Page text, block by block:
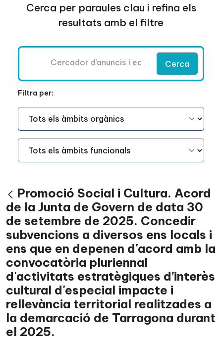
Cerca per paraules clau i refina els
resultats amb el filtre
Cerca
Filtra per:
Àmbit Funcional
Àmbit Funcional
Vés enrere
Promoció Social i Cultura. Acord
de la Junta de Govern de data 30
de setembre de 2025. Concedir
subvencions a diversos ens locals i
ens que en depenen d'acord amb la
convocatòria pluriennal
d'activitats estratègiques d’interès
cultural d'especial impacte i
rellevància territorial realitzades a
la demarcació de Tarragona durant
el 2025.